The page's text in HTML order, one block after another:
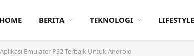
HOME BERITA TEKNOLOGI LIFESTYLE
Emulator PS2 Terbaik Untuk Android